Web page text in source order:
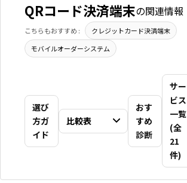
QRコード決済端末の関連情報
こちらもおすすめ :
クレジットカード決済端末
モバイルオーダーシステム
選び
方ガ
イド
比較表
おす
すめ
診断
サー
ビス
一覧
(全
21
件)